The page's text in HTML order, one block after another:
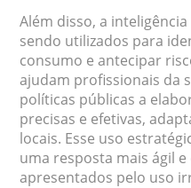
Além disso, a
sendo utilizados para
consumo e antecipar
ajudam profissionais da
políticas públicas a
precisas e efetivas,
locais. Esse uso
uma resposta mais ágil
apresentados pelo uso